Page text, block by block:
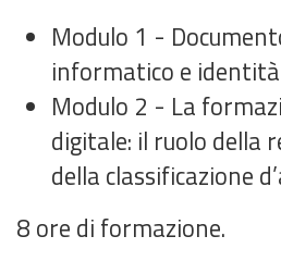
Modulo 1 -
informatico e
Modulo 2 - La
digitale: il ruolo della
della classificazione
8 ore di formazione.